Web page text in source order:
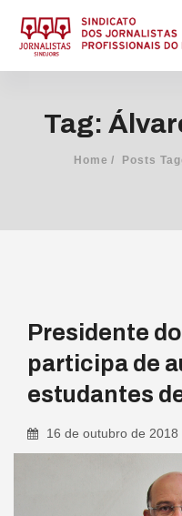
Tag:
Home Posts
Presidente
participa de
estudantes
16 de outubro de 2018